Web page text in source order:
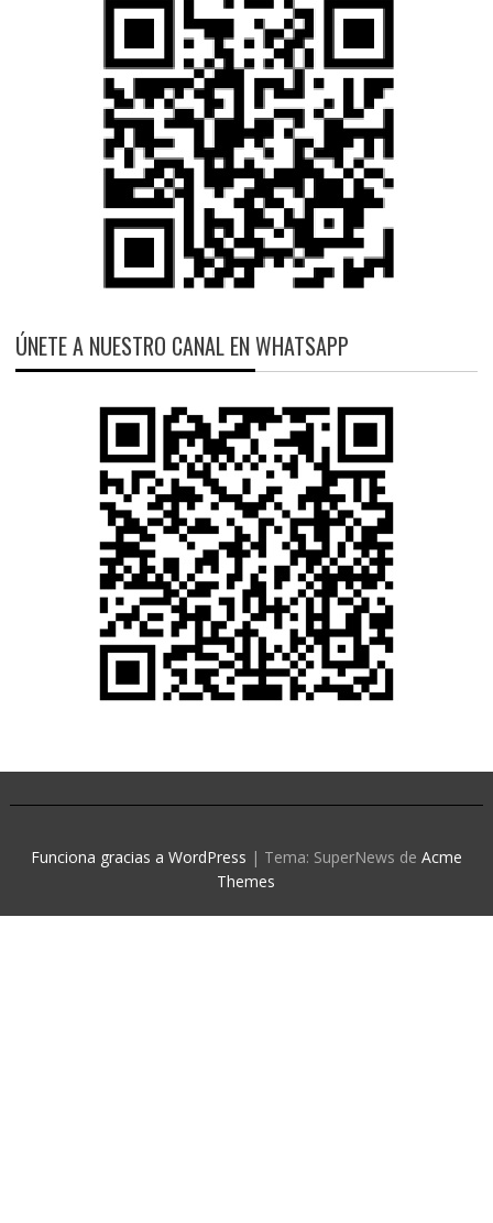
ÚNETE A NUESTRO CANAL EN WHATSAPP
Funciona gracias a WordPress | Tema: SuperNews de Acme
Themes